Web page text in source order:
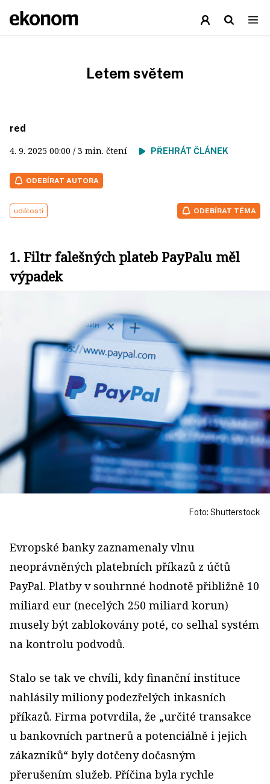
Letem světem
red
4. 9. 2025 00:00 / 3 min. čtení PŘEHRÁT ČLÁNEK
ODEBÍRAT AUTORA
události ODEBÍRAT TÉMA
1. Filtr falešných plateb PayPalu měl
výpadek
Foto: Shutterstock
Evropské banky zaznamenaly vlnu
neoprávněných platebních příkazů z účtů
PayPal. Platby v souhrnné hodnotě přibližně 10
miliard eur (necelých 250 miliard korun)
musely být zablokovány poté, co selhal systém
na kontrolu podvodů.
Stalo se tak ve chvíli, kdy finanční instituce
nahlásily miliony podezřelých inkasních
příkazů. Firma potvrdila, že „určité transakce
u bankovních partnerů a potenciálně i jejich
zákazníků“ byly dotčeny dočasným
přerušením služeb. Příčina byla rychle